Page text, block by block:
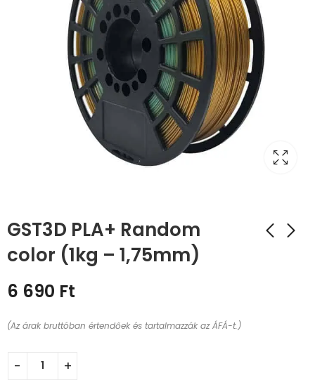
GST3D PLA+ Random
color (1kg – 1,75mm)
6 690 Ft
(Az árak bruttóban értendőek és tartalmazzák az ÁFÁ-t.)